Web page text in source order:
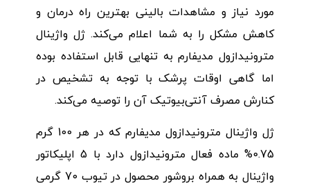
مورد نیاز و مشاهدات بالینی بهترین راه درمان و
کاهش مشکل را به شما اعلام می‌کند. ژل واژینال
مترونیدازول مدیفارم به تنهایی قابل استفاده بوده
اما گاهی اوقات پرشک با توجه به تشخیص در
کنارش مصرف آنتی‌بیوتیک آن را توصیه می‌کند.
ژل واژینال مترونیدازول مدیفارم که در هر 100 گرم
0.75% ماده فعال مترونیدازول دارد با 5 اپلیکاتور
واژینال به همراه بروشور محصول در تیوب 70 گرمی